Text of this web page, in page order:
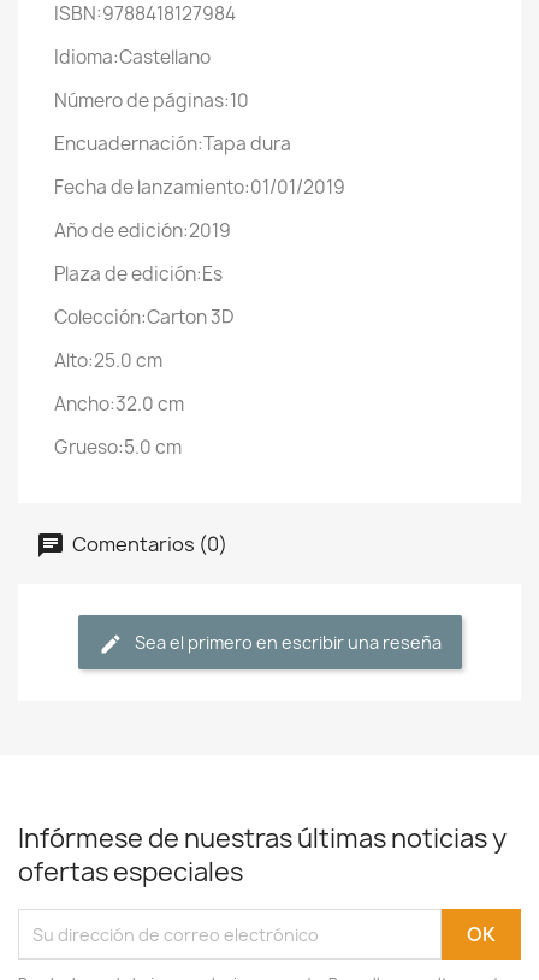
ISBN:9788418127984
Idioma:Castellano
Número de páginas:10
Encuadernación:Tapa dura
Fecha de lanzamiento:01/01/2019
Año de edición:2019
Plaza de edición:Es
Colección:Carton 3D
Alto:25.0 cm
Ancho:32.0 cm
Grueso:5.0 cm
Comentarios (0)
Sea el primero en escribir una reseña
Infórmese de nuestras últimas noticias y
ofertas especiales